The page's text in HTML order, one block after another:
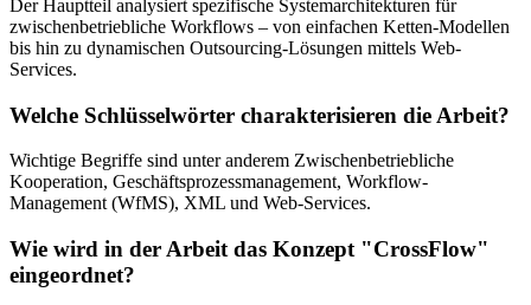
Der Hauptteil analysiert spezifische Systemarchitekturen für
zwischenbetriebliche Workflows – von einfachen Ketten-Modellen
bis hin zu dynamischen Outsourcing-Lösungen mittels Web-
Services.
Welche Schlüsselwörter charakterisieren die Arbeit?
Wichtige Begriffe sind unter anderem Zwischenbetriebliche
Kooperation, Geschäftsprozessmanagement, Workflow-
Management (WfMS), XML und Web-Services.
Wie wird in der Arbeit das Konzept "CrossFlow"
eingeordnet?